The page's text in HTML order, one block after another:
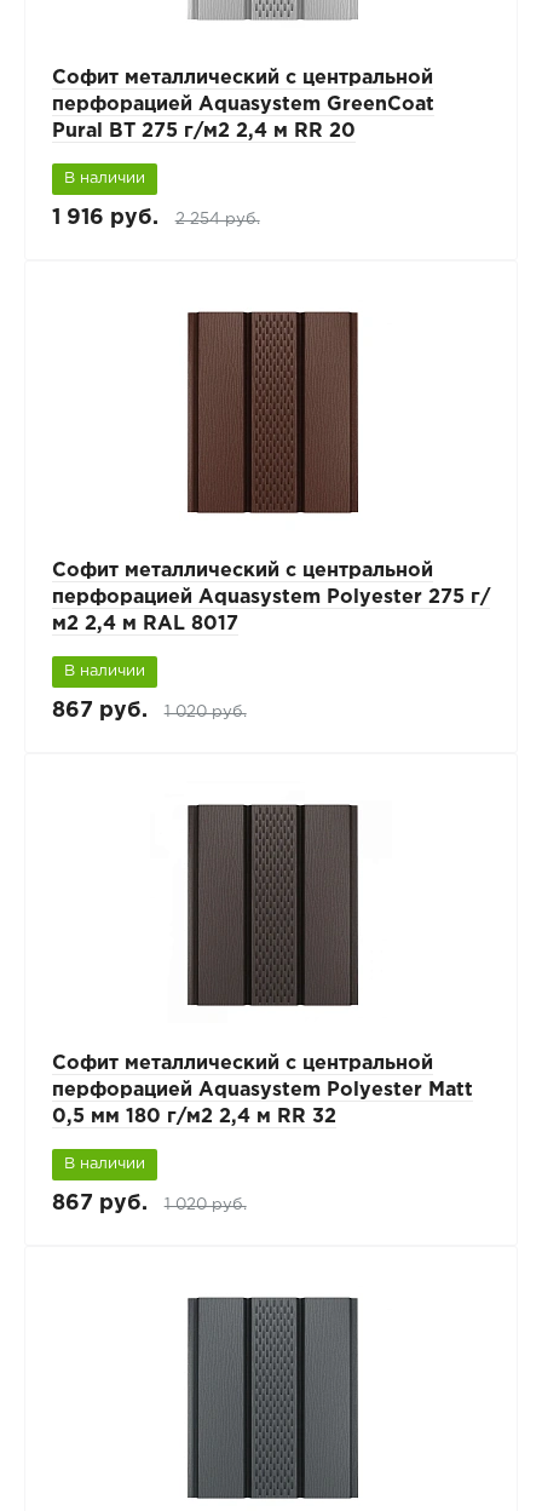
Софит металлический с центральной
перфорацией Aquasystem GreenCoat
Pural BT 275 г/м2 2,4 м RR 20
В наличии
1 916 руб. 2 254 руб.
Софит металлический с центральной
перфорацией Aquasystem Polyester 275 г/
м2 2,4 м RAL 8017
В наличии
867 руб. 1 020 руб.
Софит металлический с центральной
перфорацией Aquasystem Polyester Matt
0,5 мм 180 г/м2 2,4 м RR 32
В наличии
867 руб. 1 020 руб.